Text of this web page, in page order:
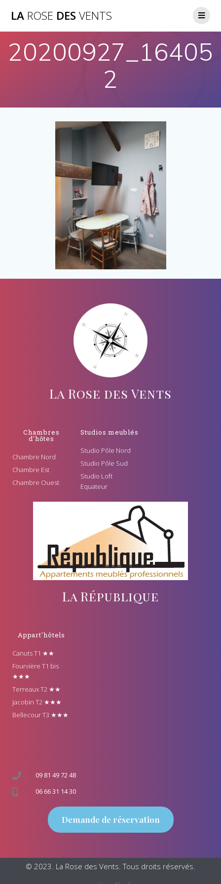
LA ROSE DES VENTS
20200927_16405
2
La Rose des Vents
Chambres
d'hôtes
Chambre Nord
Chambre Est
Chambre Ouest
Studios meublés
Studio Pôle Nord
Studio Pôle Sud
Studio Loft
Equateur
La République
Appart'hôtels
Canuts T1 ★★
Fourvière T1 bis
★★★
Terreaux T2 ★★
Jacobin T2 ★★★
Bellecour T3 ★★★
09 81 49 72 48
06 66 31 14 30
Demande de réservation
© 2023. La Rose des Vents. Tous droits réservés.